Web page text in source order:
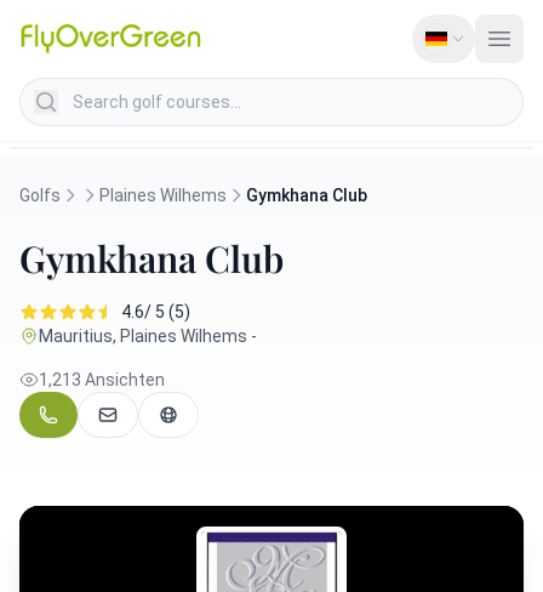
Search golf courses
Golfs Plaines Wilhems Gymkhana Club
Gymkhana Club
4.6/ 5 (5)
Mauritius, Plaines Wilhems -
1,213 Ansichten